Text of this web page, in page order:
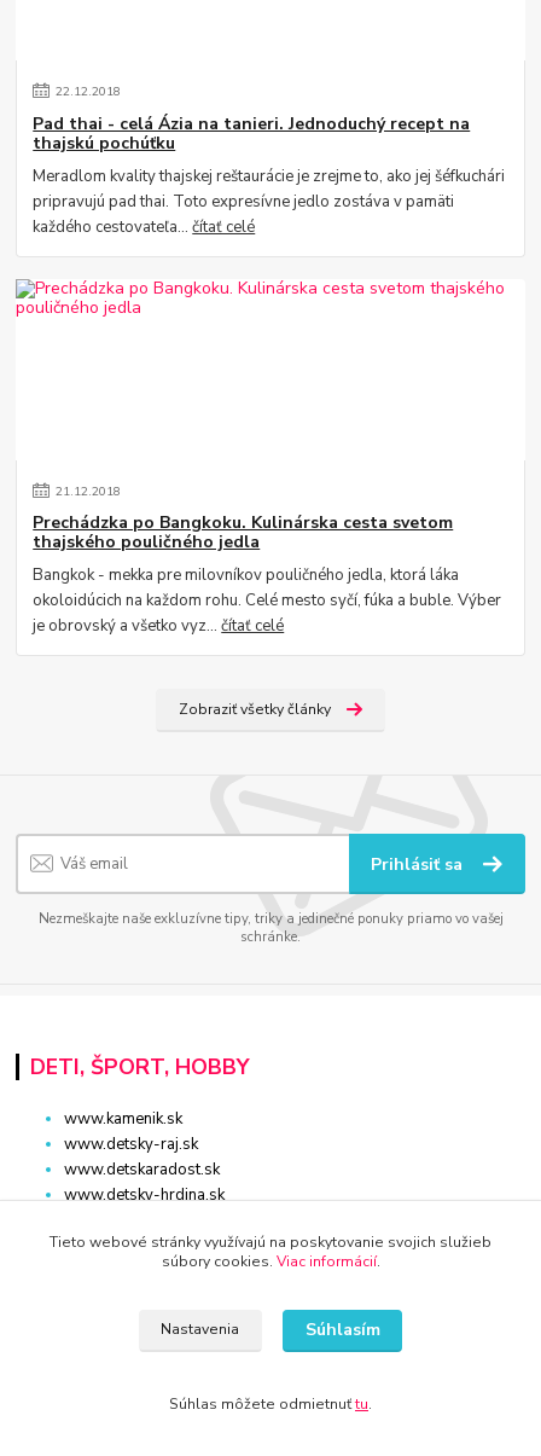
22.12.2018
Pad thai - celá Ázia na tanieri. Jednoduchý recept na
thajskú pochúťku
Meradlom kvality thajskej reštaurácie je zrejme to, ako jej šéfkuchári
pripravujú pad thai. Toto expresívne jedlo zostáva v pamäti
každého cestovateľa...čítať celé
21.12.2018
Prechádzka po Bangkoku. Kulinárska cesta svetom
thajského pouličného jedla
Bangkok - mekka pre milovníkov pouličného jedla, ktorá láka
okoloidúcich na každom rohu. Celé mesto syčí, fúka a buble. Výber
je obrovský a všetko vyz...čítať celé
Zobraziť všetky články
Prihlásiť sa
Nezmeškajte naše exkluzívne tipy, triky a jedinečné ponuky priamo vo vašej
schránke.
DETI, ŠPORT, HOBBY
www.kamenik.sk
www.detsky-raj.sk
www.detskaradost.sk
www.detsky-hrdina.sk
www.hracky-online.sk
www.kupelna.shop
www.sanita-kupelne.sk
www.skolsky-batoh.sk
www.potraviny-online.sk
Tieto webové stránky využívajú na poskytovanie svojich služieb
súbory cookies. Viac informácií.
Nastavenia Súhlasím
Súhlas môžete odmietnuťtu.